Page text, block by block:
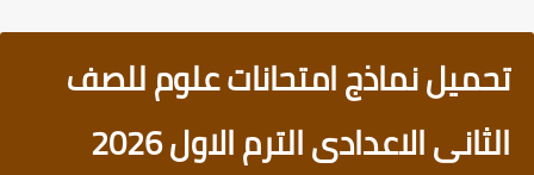
تحميل نماذج امتحانات علوم للصف
الثانى الاعدادى الترم الاول 2026